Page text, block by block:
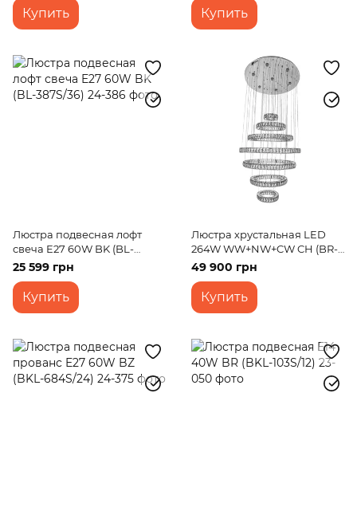
Купить Купить
Люстра подвесная лофт
свеча E27 60W BK (BL-
387S/36)
25 599 грн
Купить
Люстра хрустальная LED
264W WW+NW+CW CH (BR-
999S/7)
49 900 грн
Купить